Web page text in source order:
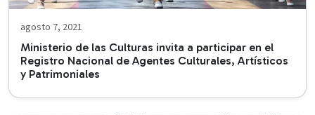
agosto 7, 2021
Ministerio de las Culturas invita a participar en el
Registro Nacional de Agentes Culturales, Artísticos
y Patrimoniales